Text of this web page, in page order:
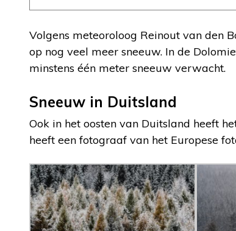
Volgens meteoroloog Reinout van den
op nog veel meer sneeuw. In de
minstens één meter sneeuw verwacht.
Sneeuw in Duitsland
Ook in het oosten van Duitsland heeft
heeft een fotograaf van het Europese